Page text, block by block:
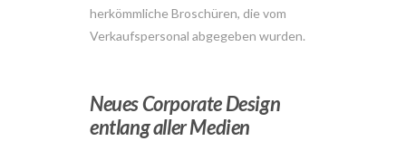
herkömmliche Broschüren, die vom
Verkaufspersonal abgegeben wurden.
Neues Corporate Design
entlang aller Medien